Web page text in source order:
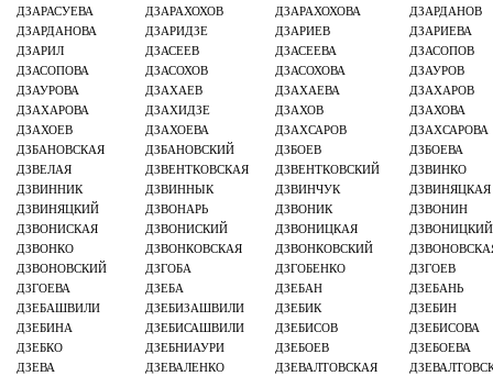
ДЗАРАСУЕВА
ДЗАРАХОХОВ ДЗАРАХОХОВА
ДЗАРДАНОВ
ДЗАРДАНОВА
ДЗАРИДЗЕ ДЗАРИЕВ
ДЗАРИЕВА
ДЗАРИЛ
ДЗАСЕЕВ ДЗАСЕЕВА
ДЗАСОПОВ
ДЗАСОПОВА
ДЗАСОХОВ ДЗАСОХОВА
ДЗАУРОВ
ДЗАУРОВА
ДЗАХАЕВ ДЗАХАЕВА
ДЗАХАРОВ
ДЗАХАРОВА
ДЗАХИДЗЕ ДЗАХОВ
ДЗАХОВА
ДЗАХОЕВ
ДЗАХОЕВА ДЗАХСАРОВ
ДЗАХСАРОВА
ДЗБАНОВСКАЯ
ДЗБАНОВСКИЙ ДЗБОЕВ
ДЗБОЕВА
ДЗВЕЛАЯ
ДЗВЕНТКОВСКАЯ ДЗВЕНТКОВСКИЙ
ДЗВИНКО
ДЗВИННИК
ДЗВИННЫК ДЗВИНЧУК
ДЗВИНЯЦКАЯ
ДЗВИНЯЦКИЙ
ДЗВОНАРЬ ДЗВОНИК
ДЗВОНИН
ДЗВОНИСКАЯ
ДЗВОНИСКИЙ ДЗВОНИЦКАЯ
ДЗВОНИЦКИЙ
ДЗВОНКО
ДЗВОНКОВСКАЯ ДЗВОНКОВСКИЙ
ДЗВОНОВСКИЙ
ДЗГОБА ДЗГОБЕНКО
ДЗГОЕВ
ДЗГОЕВА
ДЗЕБА ДЗЕБАН
ДЗЕБАНЬ
ДЗЕБАШВИЛИ
ДЗЕБИЗАШВИЛИ ДЗЕБИК
ДЗЕБИН
ДЗЕБИНА
ДЗЕБИСАШВИЛИ ДЗЕБИСОВ
ДЗЕБИСОВА
ДЗЕБКО
ДЗЕБНИАУРИ ДЗЕБОЕВ
ДЗЕБОЕВА
ДЗЕВА
ДЗЕВАЛЕНКО ДЗЕВАЛТОВСКАЯ